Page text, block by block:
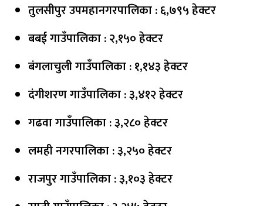
तुलसीपुर उपमहानगरपालिका : ६,७९५ हेक्टर
बबई गाउँपालिका : २,१५० हेक्टर
बंगलाचुली गाउँपालिका : १,१४३ हेक्टर
दंगीशरण गाउँपालिका : ३,४१२ हेक्टर
गढवा गाउँपालिका : ३,२८० हेक्टर
लमही नगरपालिका : ३,२५० हेक्टर
राजपुर गाउँपालिका : ३,१०३ हेक्टर